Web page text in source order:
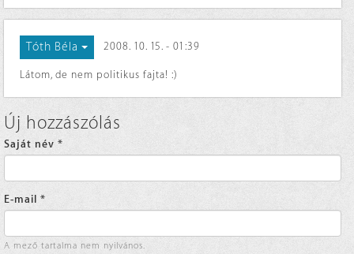
Tóth Béla 2008. 10. 15. - 01:39
Látom, de nem politikus fajta! :)
Új hozzászólás
Saját név *
E-mail *
A mező tartalma nem nyilvános.